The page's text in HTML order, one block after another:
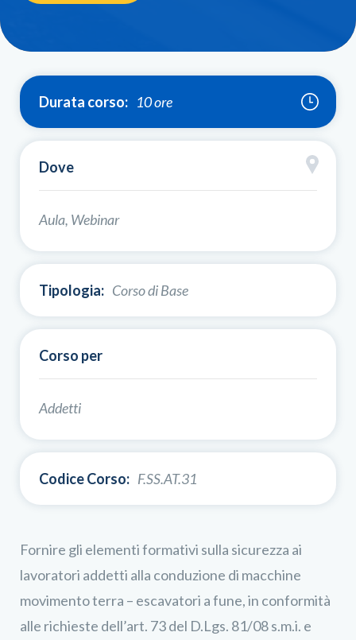
Durata corso: 10 ore
Dove
Aula, Webinar
Tipologia: Corso di Base
Corso per
Addetti
Codice Corso: F.SS.AT.31
Fornire gli elementi formativi sulla sicurezza ai
lavoratori addetti alla conduzione di macchine
movimento terra – escavatori a fune, in conformità
alle richieste dell’art. 73 del D.Lgs. 81/08 s.m.i. e